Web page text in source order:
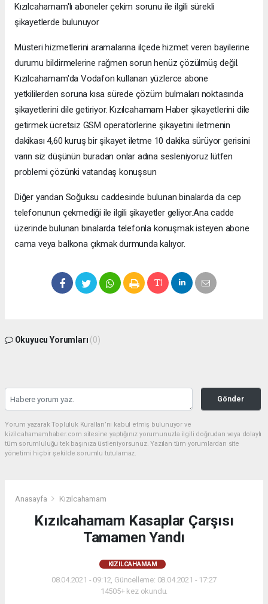
Kızılcahamam'lı aboneler çekim sorunu ile ilgili sürekli
şikayetlerde bulunuyor
Müsteri hizmetlerini aramalarına ilçede hizmet veren bayilerine
durumu bildirmelerine rağmen sorun henüz çözülmüş değil.
Kızılcahamam'da Vodafon kullanan yüzlerce abone
yetkililerden soruna kısa sürede çözüm bulmaları noktasında
şikayetlerini dile getiriyor. Kızılcahamam Haber şikayetlerini dile
getirmek ücretsiz GSM operatörlerine şikayetini iletmenin
dakikası 4,60 kuruş bir şikayet iletme 10 dakika sürüyor gerisini
varın siz düşünün buradan onlar adına sesleniyoruz lütfen
problemi çözünki vatandaş konuşsun
Diğer yandan Soğuksu caddesinde bulunan binalarda da cep
telefonunun çekmediği ile ilgili şikayetler geliyor.Ana cadde
üzerinde bulunan binalarda telefonla konuşmak isteyen abone
cama veya balkona çıkmak durmunda kalıyor.
Okuyucu Yorumları (0)
Gönder
Yorum yazarak Topluluk Kuralları’nı kabul etmiş bulunuyor ve
kizilcahamamhaber.com sitesine yaptığınız yorumunuzla ilgili doğrudan veya dolaylı
tüm sorumluluğu tek başınıza üstleniyorsunuz. Yazılan tüm yorumlardan site
yönetimi hiçbir şekilde sorumlu tutulamaz.
Anasayfa Kızılcahamam
Kızılcahamam Kasaplar Çarşısı
Tamamen Yandı
KIZILCAHAMAM
08.04.2021 - 09:12, Güncelleme: 08.04.2021 - 17:27
14505+ kez okundu.